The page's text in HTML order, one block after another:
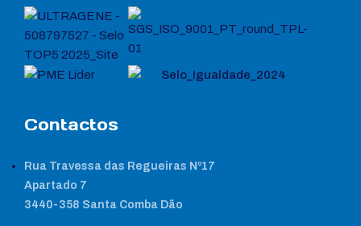
Contactos
Rua Travessa das Regueiras Nº17
Apartado 7
3440-358 Santa Comba Dão